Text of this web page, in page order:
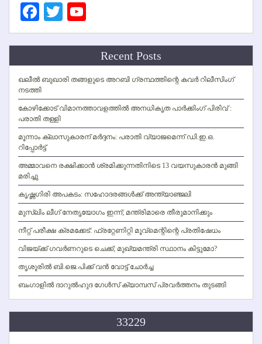
Facebook
Twitter
Channel
Recent Posts
ഖലീല്‍ ബുഖാരി തങ്ങളുടെ അറബി ഗ്രന്ഥത്തിന്റെ കവര്‍ റിലീസിംഗ്
നടത്തി
കോഴിക്കോട് വിമാനത്താവളത്തില്‍ അനധികൃത പാര്‍ക്കിംഗ് പിരിവ് :
പരാതി തള്ളി
മൂന്നാം ക്ലാസുകാരന് മര്‍ദ്ദനം: പരാതി വ്യാജമെന്ന് ഡി.ഇ.ഒ.
റിപ്പോര്‍ട്ട്
അമ്മാവനെ രക്ഷിക്കാന്‍ ശ്രമിക്കുന്നതിനിടെ 13 വയസുകാരന്‍ മുങ്ങി
മരിച്ചു
കൃഷ്ണഗിരി അപകടം: സഹോദരങ്ങള്‍ക്ക് അന്ത്യാഞ്ജലി
മുസ്ലിം ലീഗ് നേതൃയോഗം ഇന്ന്; മന്ത്രിമാരെ തീരുമാനിക്കും
നീറ്റ് പരീക്ഷ ക്രമക്കേട്: ഫ്രറ്റേണിറ്റി മൂവ്‌മെന്റിന്റെ പ്രതിഷേധം
വിജയ്ക്ക് ഗവര്‍ണറുടെ ചെക്ക്; മുഖ്യമന്ത്രി സ്ഥാനം കിട്ടുമോ?
തൃശൂരില്‍ ബി.ജെ.പിക്ക് വന്‍ വോട്ട് ചോര്‍ച്ച
ബംഗാളില്‍ ദാറുല്‍ഹുദ ഗേള്‍സ് ക്യാമ്പസ് പ്രവര്‍ത്തനം തുടങ്ങി
33229